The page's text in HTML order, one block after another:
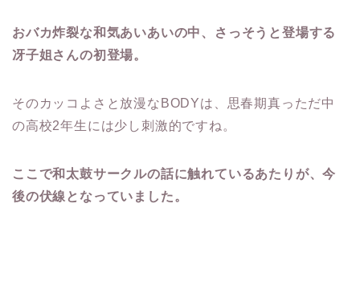
おバカ炸裂な和気あいあいの中、さっそうと登場する
冴子姐さんの初登場。
そのカッコよさと放漫なBODYは、思春期真っただ中
の高校2年生には少し刺激的ですね。
ここで和太鼓サークルの話に触れているあたりが、今
後の伏線となっていました。